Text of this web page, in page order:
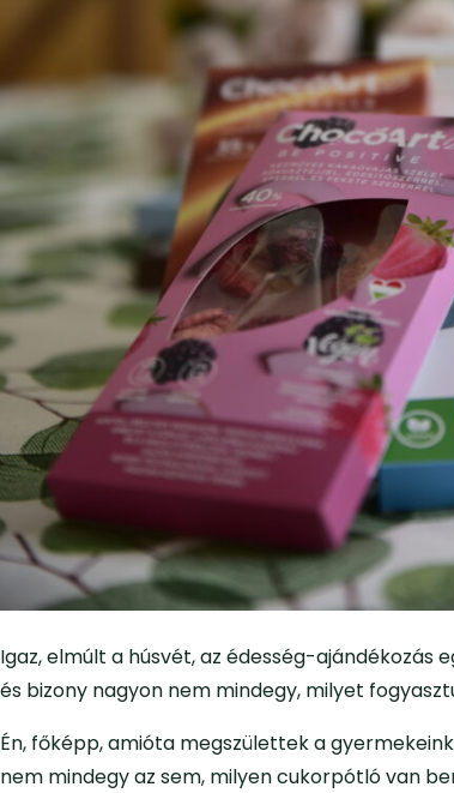
Igaz, elmúlt a húsvét, az édesség-ajándékozás
és bizony nagyon nem mindegy, milyet
Én, főképp, amióta megszülettek a
nem mindegy az sem, milyen cukorpótló van